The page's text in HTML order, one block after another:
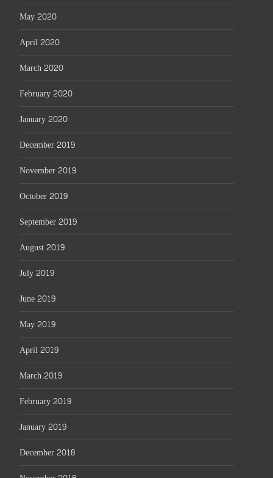
May 2020
April 2020
March 2020
February 2020
January 2020
December 2019
November 2019
October 2019
September 2019
August 2019
July 2019
June 2019
May 2019
April 2019
March 2019
February 2019
January 2019
December 2018